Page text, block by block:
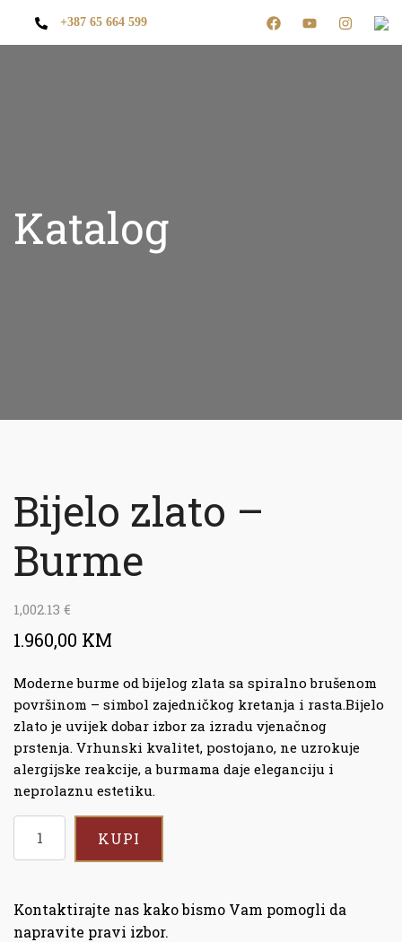
+387 65 664 599
Katalog
Bijelo zlato –
Burme
1,002.13 €
1.960,00 KM
Moderne burme od bijelog zlata sa spiralno brušenom
površinom – simbol zajedničkog kretanja i rasta.Bijelo
zlato je uvijek dobar izbor za izradu vjenačnog
prstenja. Vrhunski kvalitet, postojano, ne uzrokuje
alergijske reakcije, a burmama daje eleganciju i
neprolaznu estetiku.
KUPI
Kontaktirajte nas kako bismo Vam pomogli da
napravite pravi izbor.